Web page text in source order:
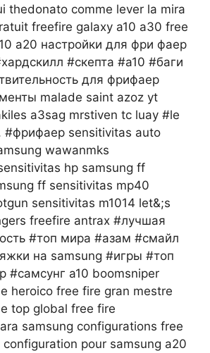
thedonato comme lever la mira
freefire galaxy a10 a30 free
a20 настройки для фри фаер
#скепта​​​ #а10​​​ #баги​​​
для фрифаер
malade saint azoz yt
a3sag mrstiven tc luay #le​​​
#фрифаер​​​ sensitivitas auto
wawanmks
hp samsung ff
ff sensitivitas mp40
sensitivitas m1014 let&;s
freefire antrax #лучшая​​​
#топ​​​ мира #азам​​​ #смайл​​​
на samsung #игры​​​ #топ​​​
#самсунг​​​ а10 boomsniper
heroico free fire gran mestre
top global free fire
samsung configurations free
pour samsung a20